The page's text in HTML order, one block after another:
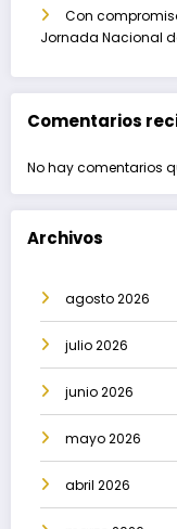
Con
Jornada Nacional
Comentarios
No hay comentarios
Archivos
agosto 2026
julio 2026
junio 2026
mayo 2026
abril 2026